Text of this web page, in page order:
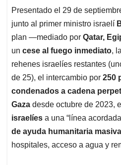
Presentado el 29 de
junto al primer ministro israelí
plan —mediado por Qatar,
un cese al fuego inmediato,
rehenes israelíes restantes
de 25), el intercambio por 250
condenados a cadena
Gaza desde octubre de 2023, el
israelíes a una “línea
de ayuda humanitaria masiva
hospitales, acceso a agua y